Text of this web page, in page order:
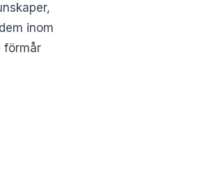
inom
förmår